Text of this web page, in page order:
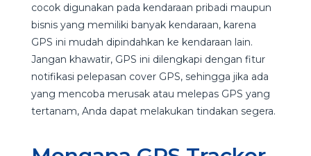
cocok digunakan pada kendaraan pribadi maupun
bisnis yang memiliki banyak kendaraan, karena
GPS ini mudah dipindahkan ke kendaraan lain.
Jangan khawatir, GPS ini dilengkapi dengan fitur
notifikasi pelepasan cover GPS, sehingga jika ada
yang mencoba merusak atau melepas GPS yang
tertanam, Anda dapat melakukan tindakan segera.